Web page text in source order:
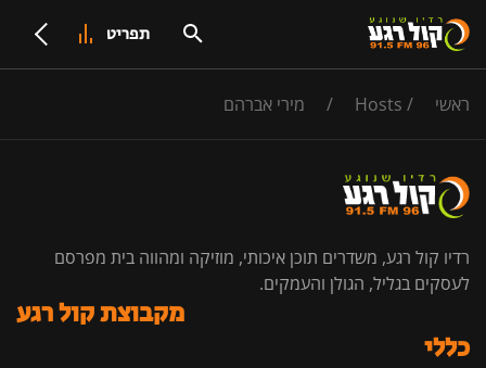
תפריט
ראשי /
Hosts
/ מירי אברהם
רדיו קול רגע, משדרים תוכן איכותי, מוזיקה ומהווה בית מפרסם
לעסקים בגליל, הגולן והעמקים.
כללי
מקבוצת קול רגע